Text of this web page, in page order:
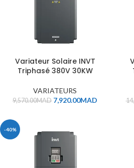
Variateur Solaire INVT
Triphasé 380V 30KW
VARIATEURS
9,570.00MAD 7,920.00MAD
-40%